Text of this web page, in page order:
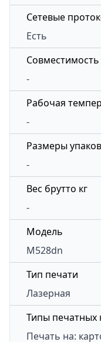
Сетевые
Есть
Совместимость
-
Рабочая
-
Размеры
-
Вес брутто кг
-
Модель
M528dn
Тип печати
Лазерная
Типы печатных
Печать на: